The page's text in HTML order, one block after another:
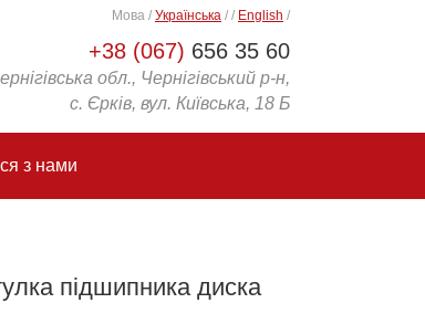
+38 (067) 656 35 60
обл., Чернігівський р-н,
с. Єрків, вул. Київська, 18 Б
Мова / Українська / / English /
з нами
підшипника диска